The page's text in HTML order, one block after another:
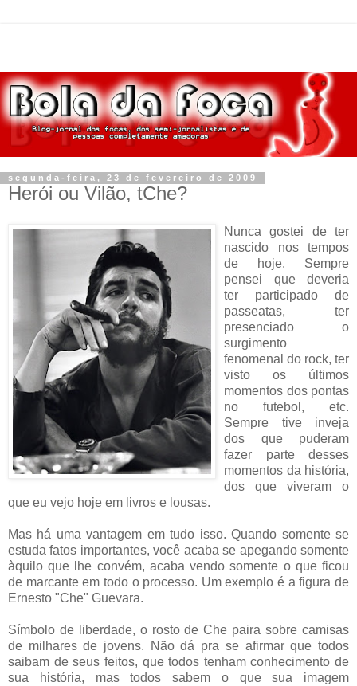
segunda-feira, 23 de fevereiro de 2009
Herói ou Vilão, tChe?
Nunca gostei de ter
nascido nos tempos
de hoje. Sempre
pensei que deveria
ter participado de
passeatas, ter
presenciado o
surgimento
fenomenal do rock, ter
visto os últimos
momentos dos pontas
no futebol, etc.
Sempre tive inveja
dos que puderam
fazer parte desses
momentos da história,
dos que viveram o
que eu vejo hoje em livros e lousas.
Mas há uma vantagem em tudo isso. Quando somente se
estuda fatos importantes, você acaba se apegando somente
àquilo que lhe convém, acaba vendo somente o que ficou
de marcante em todo o processo. Um exemplo é a figura de
Ernesto "Che" Guevara.
Símbolo de liberdade, o rosto de Che paira sobre camisas
de milhares de jovens. Não dá pra se afirmar que todos
saibam de seus feitos, que todos tenham conhecimento de
sua história, mas todos sabem o que sua imagem